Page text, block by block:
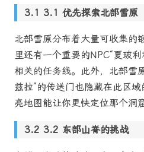
3.1 优先探索北部雪原
北部雪原分布着大量可收集的
里还有一个重要的NPC“夏玻
相关的任务线。此外，北部雪
兹拉”的传送门也隐藏在此区
亮地图能让你更快定位那个洞窟
3.2 东部山脊的挑战